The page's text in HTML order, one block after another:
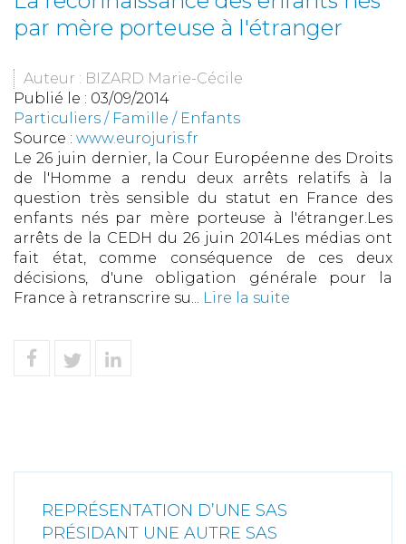
par mère porteuse à l'étranger
Auteur : BIZARD Marie-Cécile
Publié le : 03/09/2014
Particuliers / Famille / Enfants
Source : www.eurojuris.fr
Le 26 juin dernier, la Cour Européenne des Droits
de l'Homme a rendu deux arrêts relatifs à la
question très sensible du statut en France des
enfants nés par mère porteuse à l'étranger.Les
arrêts de la CEDH du 26 juin 2014Les médias ont
fait état, comme conséquence de ces deux
décisions, d'une obligation générale pour la
France à retranscrire su... Lire la suite
REPRÉSENTATION D’UNE SAS
PRÉSIDANT UNE AUTRE SAS